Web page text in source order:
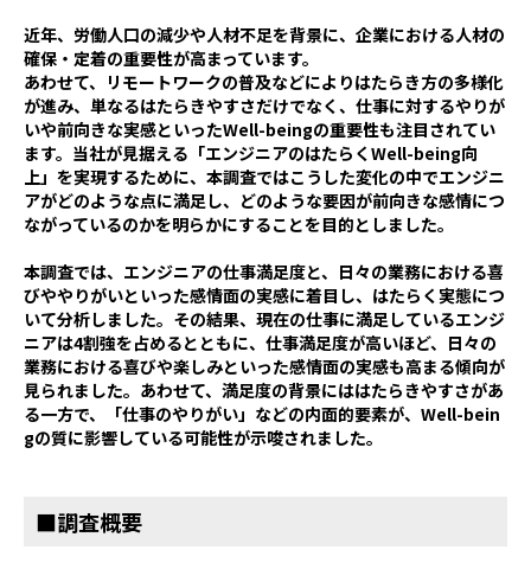
近年、労働人口の減少や人材不足を背景に、企業における人材の
確保・定着の重要性が高まっています。
あわせて、リモートワークの普及などによりはたらき方の多様化
が進み、単なるはたらきやすさだけでなく、仕事に対するやりが
いや前向きな実感といったWell-beingの重要性も注目されてい
ます。 当社が見据える「エンジニアのはたらくWell-being向
上」を実現するために、本調査ではこうした変化の中でエンジニ
アがどのような点に満足し、どのような要因が前向きな感情につ
ながっているのかを明らかにすることを目的としました。
本調査では、エンジニアの仕事満足度と、日々の業務における喜
びややりがいといった感情面の実感に着目し、はたらく実態につ
いて分析しました。その結果、現在の仕事に満足しているエンジ
ニアは4割強を占めるとともに、仕事満足度が高いほど、日々の
業務における喜びや楽しみといった感情面の実感も高まる傾向が
見られました。あわせて、満足度の背景にははたらきやすさがあ
る一方で、「仕事のやりがい」などの内面的要素が、 Well-bein
gの質に影響している可能性が示唆されました。
■調査概要